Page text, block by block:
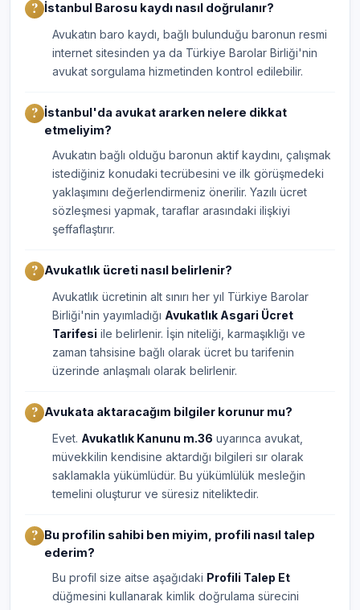
İstanbul Barosu kaydı nasıl doğrulanır?
Avukatın baro kaydı, bağlı bulunduğu baronun resmi
internet sitesinden ya da Türkiye Barolar Birliği'nin
avukat sorgulama hizmetinden kontrol edilebilir.
İstanbul'da avukat ararken nelere dikkat
etmeliyim?
Avukatın bağlı olduğu baronun aktif kaydını, çalışmak
istediğiniz konudaki tecrübesini ve ilk görüşmedeki
yaklaşımını değerlendirmeniz önerilir. Yazılı ücret
sözleşmesi yapmak, taraflar arasındaki ilişkiyi
şeffaflaştırır.
Avukatlık ücreti nasıl belirlenir?
Avukatlık ücretinin alt sınırı her yıl Türkiye Barolar
Birliği'nin yayımladığı Avukatlık Asgari Ücret
Tarifesi ile belirlenir. İşin niteliği, karmaşıklığı ve
zaman tahsisine bağlı olarak ücret bu tarifenin
üzerinde anlaşmalı olarak belirlenir.
Avukata aktaracağım bilgiler korunur mu?
Evet. Avukatlık Kanunu m.36 uyarınca avukat,
müvekkilin kendisine aktardığı bilgileri sır olarak
saklamakla yükümlüdür. Bu yükümlülük mesleğin
temelini oluşturur ve süresiz niteliktedir.
Bu profilin sahibi ben miyim, profili nasıl talep
ederim?
Bu profil size aitse aşağıdaki Profili Talep Et
düğmesini kullanarak kimlik doğrulama sürecini